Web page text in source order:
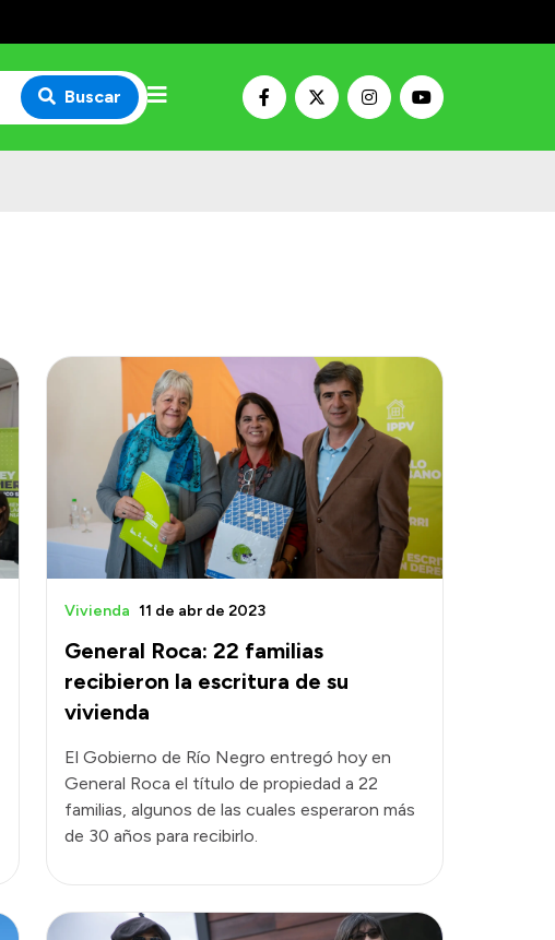
Buscar
General Roca: 22 familias
recibieron la escritura de su
vivienda
Vivienda 11 de abr de 2023
El Gobierno de Río Negro entregó hoy en
General Roca el título de propiedad a 22
familias, algunos de las cuales esperaron más
de 30 años para recibirlo.